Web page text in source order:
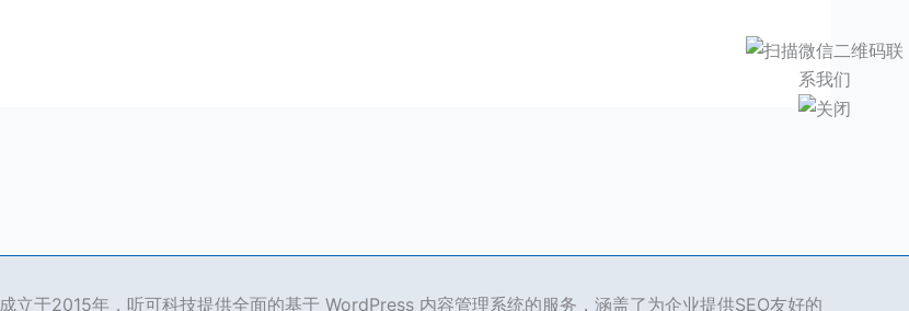
成立于2015年，听可科技提供全面的基于 WordPress 内容管理系统的服务，涵盖了为企业提供SEO友好的